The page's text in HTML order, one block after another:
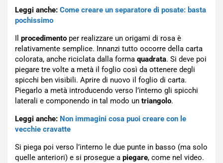
Leggi anche: Come creare un separatore di posate: basta
pochissimo
Il procedimento per realizzare un origami di rosa è
relativamente semplice. Innanzi tutto occorre della carta
colorata, anche riciclata dalla forma quadrata. Si deve poi
piegare tre volte a metà il foglio così da ottenere degli
spicchi ben visibili. Aprire di nuovo il foglio di carta.
Piegarlo a metà introducendo verso l’interno gli spicchi
laterali e componendo in tal modo un triangolo.
Leggi anche: Non immagini cosa puoi creare con le
vecchie cravatte
Si piega poi verso l’interno le due punte in basso (ma solo
quelle anteriori) e si prosegue a piegare, come nel video.